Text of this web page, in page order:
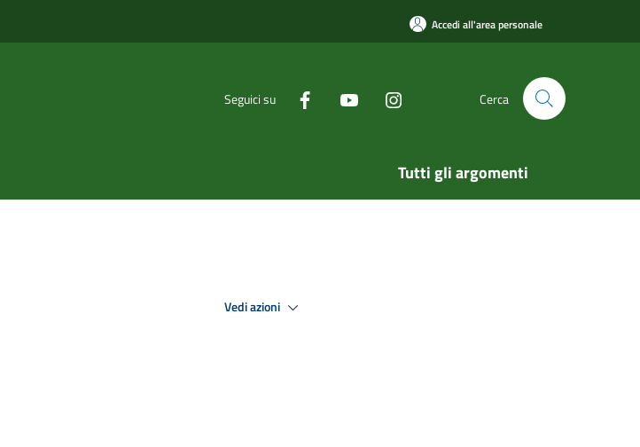
Accedi all'area personale
Seguici su Cerca
Tutti gli argomenti
Vedi azioni